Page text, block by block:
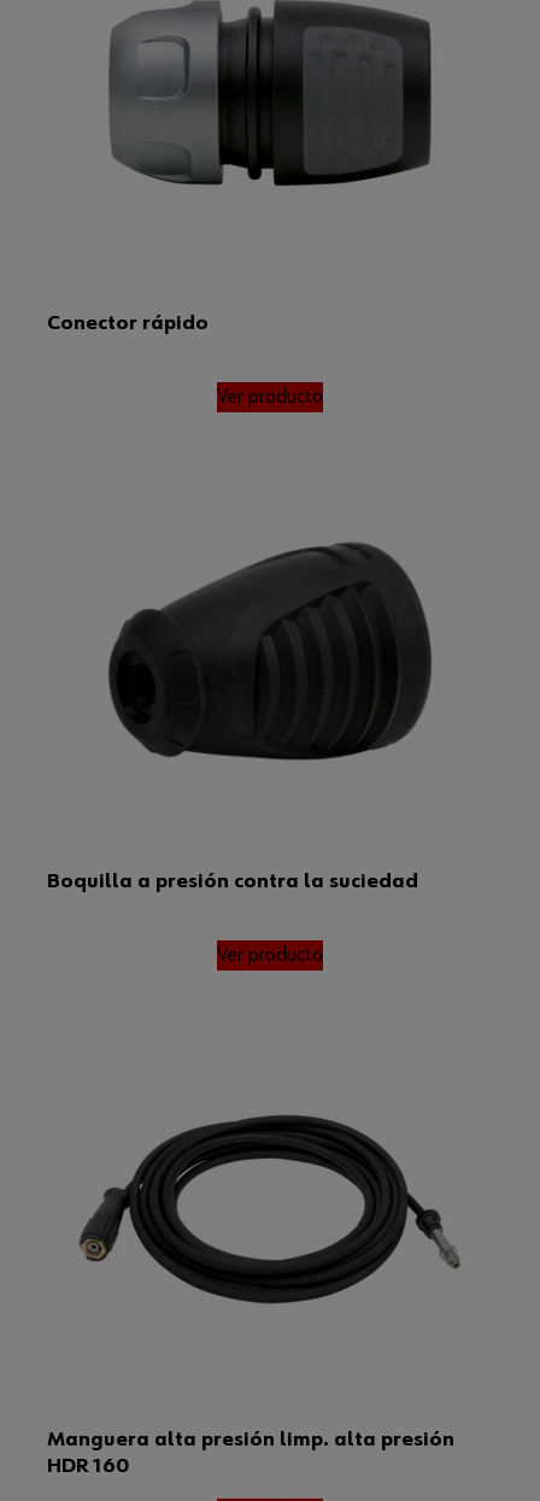
Conector rápido
Ver producto
Boquilla a presión contra la suciedad
Ver producto
Manguera alta presión limp. alta presión
HDR 160